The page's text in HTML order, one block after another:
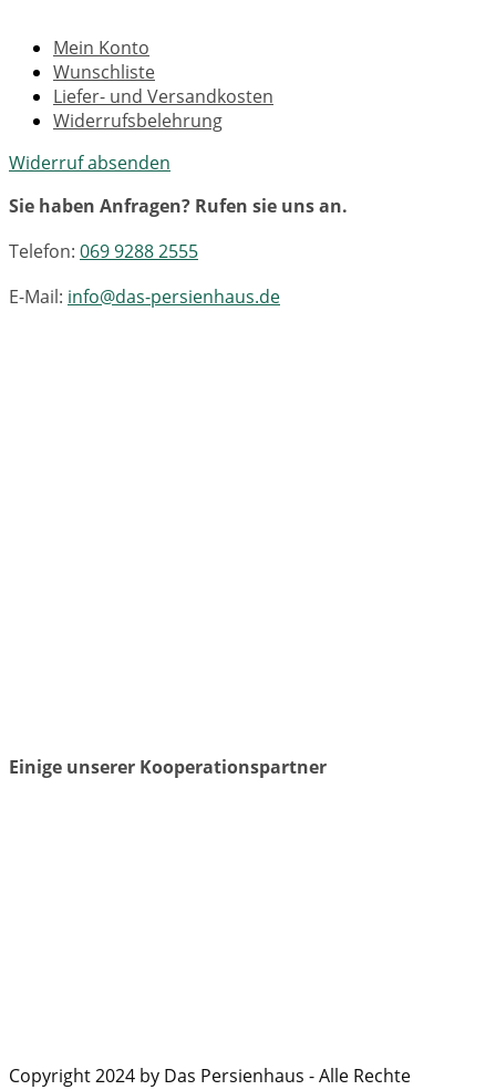
Mein Konto
Wunschliste
Liefer- und Versandkosten
Widerrufsbelehrung
Widerruf absenden
Sie haben Anfragen? Rufen sie uns an.
Telefon: 069 9288 2555
E-Mail: info@das-persienhaus.de
Einige unserer Kooperationspartner
Copyright 2024 by Das Persienhaus - Alle Rechte